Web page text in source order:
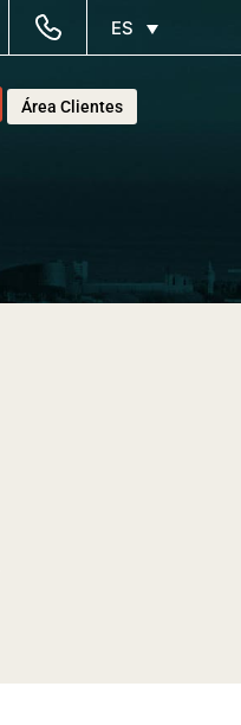
ES
Área Clientes